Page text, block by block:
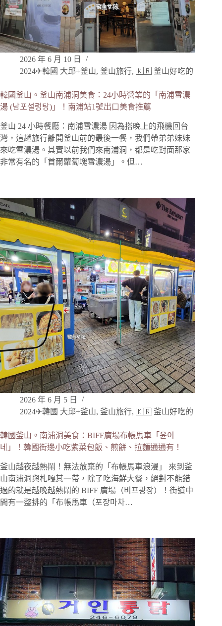
2026 年 6 月 10 日
2024✈韓國 大邱+釜山, 釜山旅行, 🇰🇷 釜山好吃的
韓國釜山。釜山南浦洞美食：24小時營業的「南浦雪濃
湯 (남포설렁탕)」！南浦站1號出口美食推薦
釜山 24 小時餐廳：南浦雪濃湯 因為搭晚上的飛機回台
灣，這趟旅行離開釜山前的最後一餐，我們帶弟弟妹妹
來吃雪濃湯。其實以前我們來南浦洞，都是吃對面那家
非常有名的「首爾蘿蔔塊雪濃湯」。但…
2026 年 6 月 5 日
2024✈韓國 大邱+釜山, 釜山旅行, 🇰🇷 釜山好吃的
韓國釜山。南浦洞美食：BIFF廣場布帳馬車「윤이
네」！韓國街邊小吃紫菜包飯、煎餅、拉麵通通有！
釜山越夜越熱鬧！無法放棄的「布帳馬車浪漫」 來到釜
山南浦洞與札嘎其一帶，除了吃海鮮大餐，絕對不能錯
過的就是越晚越熱鬧的 BIFF 廣場（비프광장）！街道中
間有一整排的「布帳馬車（포장마차…